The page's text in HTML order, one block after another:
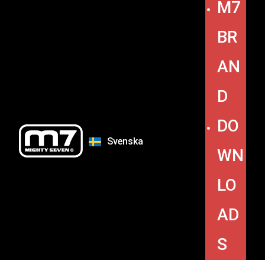
Svenska
M7
BR
AN
D
DO
WN
LO
AD
S